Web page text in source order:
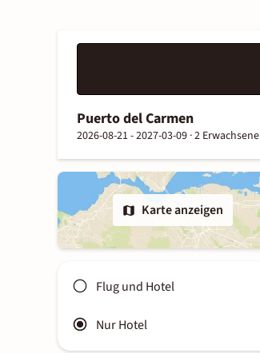
Puerto del Carmen
2026-08-21 - 2027-03-09 ·2 Erwachsene
Karte anzeigen
Flug und Hotel
Nur Hotel